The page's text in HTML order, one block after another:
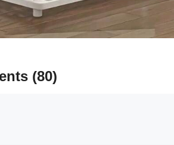
(80)